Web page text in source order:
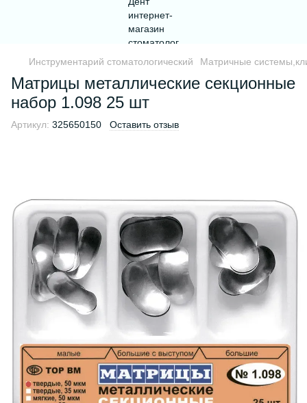
Инструментарий стоматологический Матричные
Матрицы металлические секционные
набор 1.098 25 шт
Артикул: 325650150 Оставить отзыв